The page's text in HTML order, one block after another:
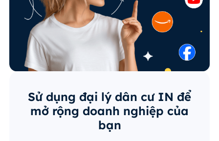
Sử dụng đại lý dân cư IN để
mở rộng doanh nghiệp của
bạn